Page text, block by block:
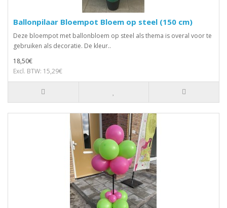
Ballonpilaar Bloempot Bloem op steel (150 cm)
Deze bloempot met ballonbloem op steel als thema is overal voor te
gebruiken als decoratie. De kleur..
18,50€
Excl. BTW: 15,29€